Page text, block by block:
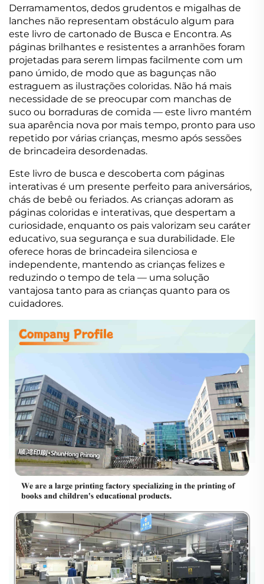
Derramamentos, dedos grudentos e migalhas de
lanches não representam obstáculo algum para
este livro de cartonado de Busca e Encontra. As
páginas brilhantes e resistentes a arranhões foram
projetadas para serem limpas facilmente com um
pano úmido, de modo que as bagunças não
estraguem as ilustrações coloridas. Não há mais
necessidade de se preocupar com manchas de
suco ou borraduras de comida — este livro mantém
sua aparência nova por mais tempo, pronto para uso
repetido por várias crianças, mesmo após sessões
de brincadeira desordenadas.
Este livro de busca e descoberta com páginas
interativas é um presente perfeito para aniversários,
chás de bebê ou feriados. As crianças adoram as
páginas coloridas e interativas, que despertam a
curiosidade, enquanto os pais valorizam seu caráter
educativo, sua segurança e sua durabilidade. Ele
oferece horas de brincadeira silenciosa e
independente, mantendo as crianças felizes e
reduzindo o tempo de tela — uma solução
vantajosa tanto para as crianças quanto para os
cuidadores.